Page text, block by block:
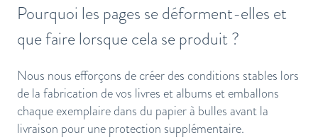
Pourquoi les pages se déforment-elles et
que faire lorsque cela se produit ?
Nous nous efforçons de créer des conditions stables lors
de la fabrication de vos livres et albums et emballons
chaque exemplaire dans du papier à bulles avant la
livraison pour une protection supplémentaire.